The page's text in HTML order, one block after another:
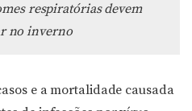
respiratórias devem
no inverno
e a mortalidade causada